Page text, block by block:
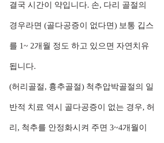
결국 시간이 약입니다. 손, 다리 골절의
경우라면 (골다공증이 없다면) 보통 깁스
를 1~ 2개월 정도 하고 있으면 자연치유
됩니다.
(허리골절, 흉추골절) 척추압박골절의 일
반적 치료 역시 골다공증이 없는 경우, 허
리, 척추를 안정화시켜 주면 3~4개월이